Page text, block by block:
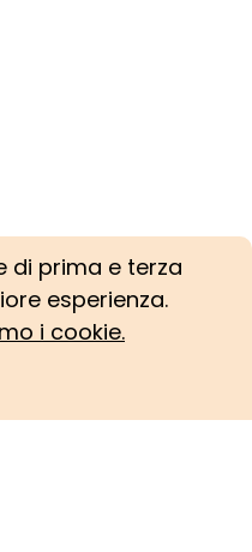
di prima e terza
esperienza.
i cookie.